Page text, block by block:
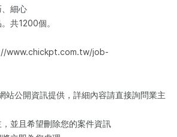
、細心
共1200個。
www.chickpt.com.tw/job-
站公開資訊提供，詳細內容請直接詢問業主
並且希望刪除您的案件資訊